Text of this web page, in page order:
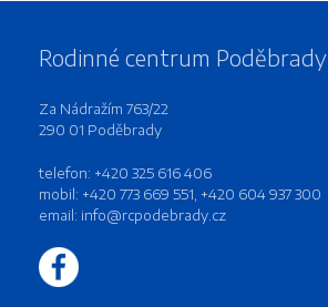
Rodinné centrum Poděbrady
Za Nádražím 763/22
290 01 Poděbrady
telefon: +420 325 616 406
mobil: +420 773 669 551, +420 604 937 300
email: info@rcpodebrady.cz